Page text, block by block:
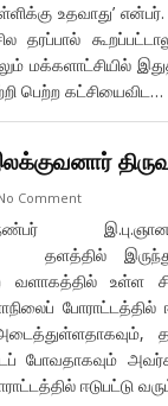
உதவாது’
மக்களாட்சியில்
பெற்ற கட்சியைவிட…
இலக்குவனார்
Comment
) தளத்தில்
வளாகத்தில் உள்ள
போராட்டத்தில்
போவதாகவும்
ஈடுபட்டு